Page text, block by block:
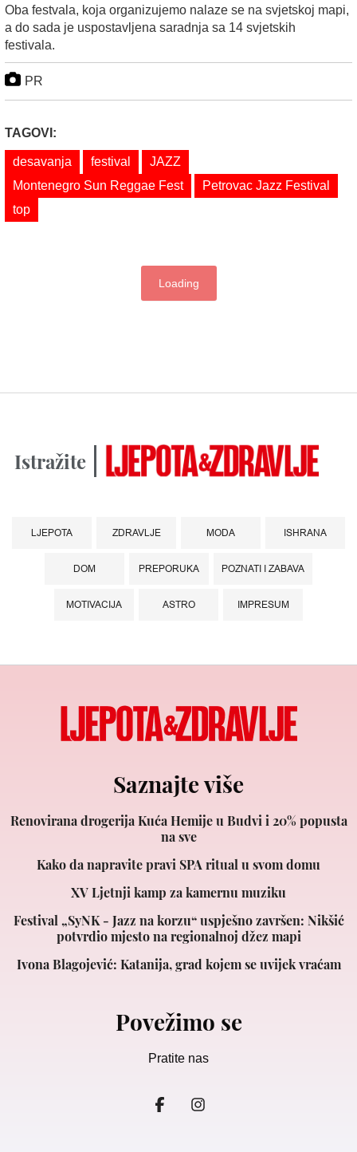
Oba festvala, koja organizujemo nalaze se na svjetskoj mapi,
a do sada je uspostavljena saradnja sa 14 svjetskih
festivala.
PR
TAGOVI:
desavanja festival
JAZZ
Montenegro Sun Reggae Fest
Petrovac Jazz Festival
top
Loading
Istražite
LJEPOTA ZDRAVLJE MODA ISHRANA
DOM PREPORUKA POZNATI I ZABAVA
MOTIVACIJA ASTRO IMPRESUM
Saznajte više
Renovirana drogerija Kuća Hemije u Budvi i 20% popusta
na sve
Kako da napravite pravi SPA ritual u svom domu
XV Ljetnji kamp za kamernu muziku
Festival „SyNK - Jazz na korzu“ uspješno završen: Nikšić
potvrdio mjesto na regionalnoj džez mapi
Ivona Blagojević: Katanija, grad kojem se uvijek vraćam
Povežimo se
Pratite nas